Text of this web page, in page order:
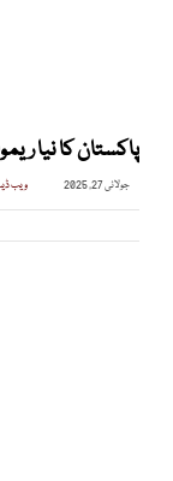
پاکستان کا نیا
جولائی 27, 2025 ویب